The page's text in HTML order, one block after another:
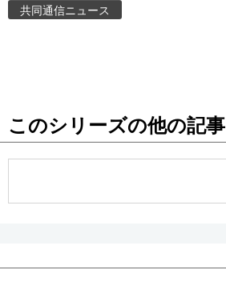
東京
共同通信ニュース
このシリーズの他の記事